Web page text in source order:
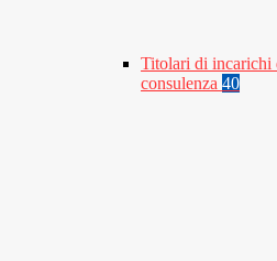
Titolari di incarichi
consulenza 40